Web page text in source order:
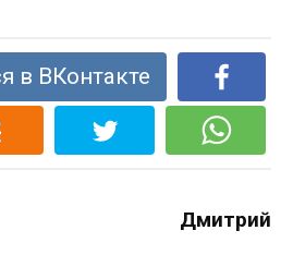
в ВКонтакте
Дмитрий